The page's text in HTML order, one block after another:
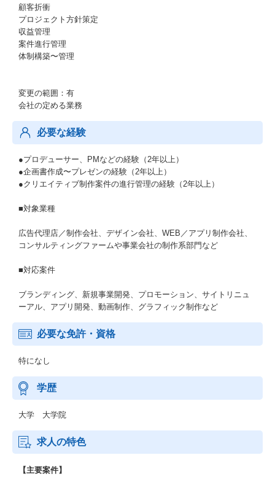
顧客折衝
プロジェクト方針策定
収益管理
案件進行管理
体制構築〜管理
変更の範囲：有
会社の定める業務
必要な経験
●プロデューサー、PMなどの経験（2年以上）
●企画書作成〜プレゼンの経験（2年以上）
●クリエイティブ制作案件の進行管理の経験（2年以上）
■対象業種
広告代理店／制作会社、デザイン会社、WEB／アプリ制作会社、
コンサルティングファームや事業会社の制作系部門など
■対応案件
ブランディング、新規事業開発、プロモーション、サイトリニュ
ーアル、アプリ開発、動画制作、グラフィック制作など
必要な免許・資格
特になし
学歴
大学 大学院
求人の特色
【主要案件】